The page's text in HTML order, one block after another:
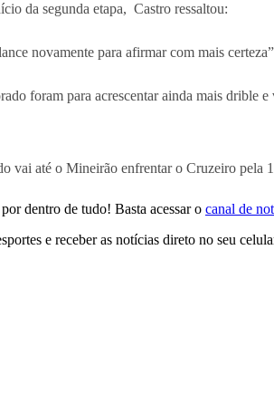
da segunda etapa, Castro ressaltou:
novamente para afirmar com mais
foram para acrescentar ainda mais
vai até o Mineirão enfrentar o Cruzeiro pela
dentro de tudo! Basta acessar o canal de
e receber as notícias direto no seu